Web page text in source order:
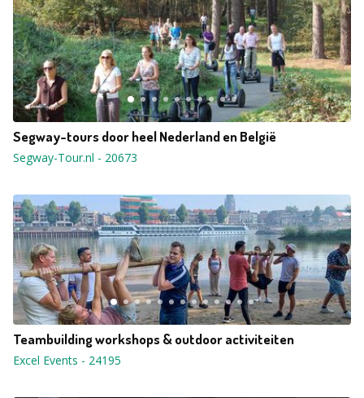
Segway-tours door heel Nederland en België
Segway-Tour.nl - 20673
Teambuilding workshops & outdoor activiteiten
Excel Events - 24195